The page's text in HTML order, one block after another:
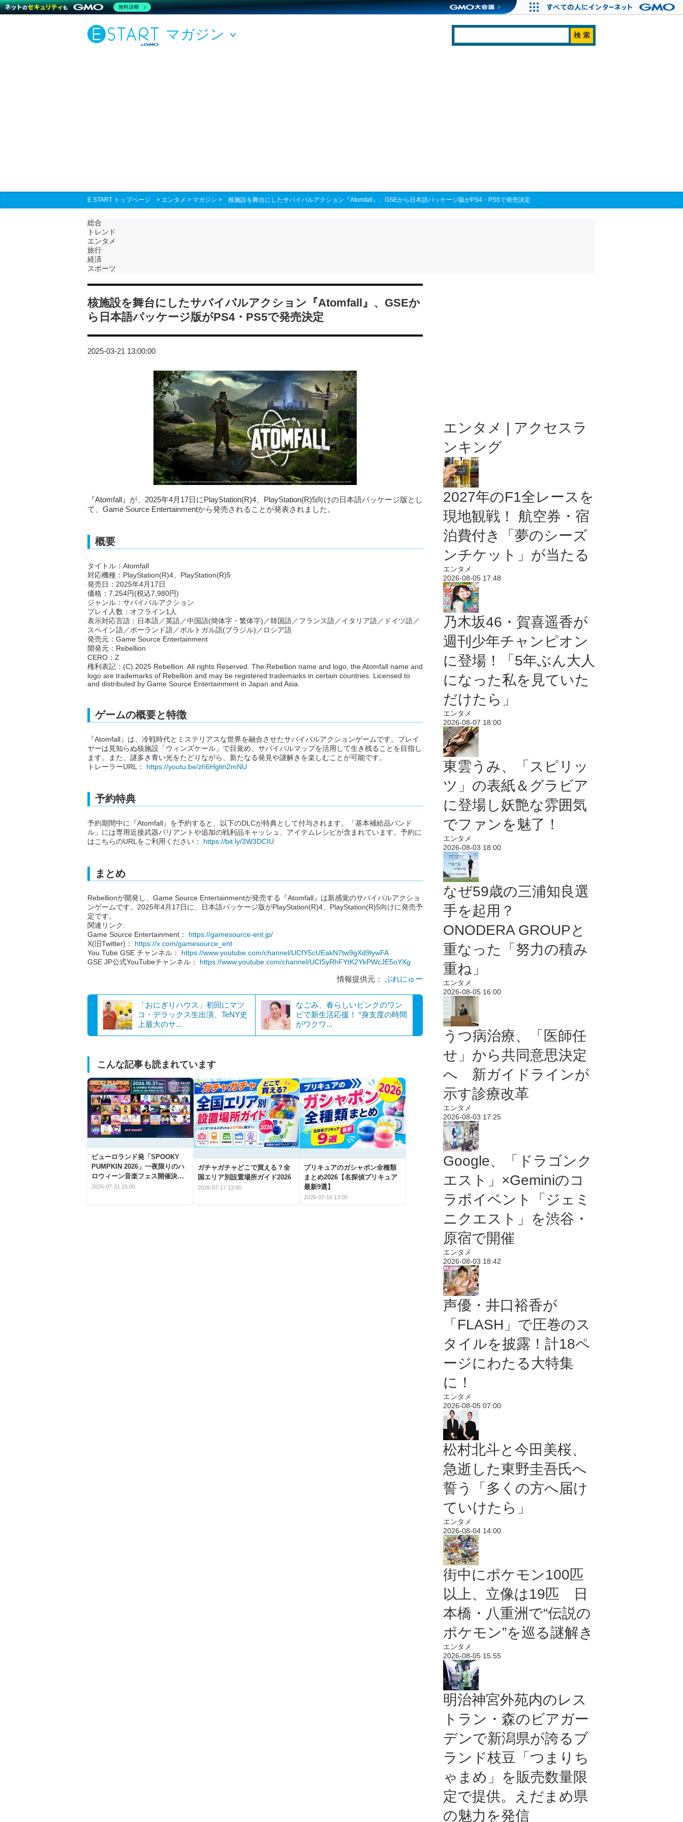
マガジン
E START トップページ > エンタメ > マガジン > 核施設を舞台にしたサバイバルアクション『Atomfall』、GSEから日本語パッケージ版がPS4・PS5で発売決定
総合
トレンド
エンタメ
旅行
経済
スポーツ
核施設を舞台にしたサバイバルアクション『Atomfall』、GSEか
ら日本語パッケージ版がPS4・PS5で発売決定
2025-03-21 13:00:00
『Atomfall』が、2025年4月17日にPlayStation(R)4、PlayStation(R)5向けの日本語パッケージ版とし
て、Game Source Entertainmentから発売されることが発表されました。
概要
タイトル：Atomfall
対応機種：PlayStation(R)4、PlayStation(R)5
発売日：2025年4月17日
価格：7,254円(税込7,980円)
ジャンル：サバイバルアクション
プレイ人数：オフライン1人
表示対応言語：日本語／英語／中国語(簡体字・繁体字)／韓国語／フランス語／イタリア語／ドイツ語／
スペイン語／ポーランド語／ポルトガル語(ブラジル)／ロシア語
発売元：Game Source Entertainment
開発元：Rebellion
CERO：Z
権利表記：(C) 2025 Rebellion. All rights Reserved. The Rebellion name and logo, the Atomfall name and
logo are trademarks of Rebellion and may be registered trademarks in certain countries. Licensed to
and distributed by Game Source Entertainment in Japan and Asia.
ゲームの概要と特徴
『Atomfall』は、冷戦時代とミステリアスな世界を融合させたサバイバルアクションゲームです。プレイ
ヤーは見知らぬ核施設「ウィンズケール」で目覚め、サバイバルマップを活用して生き残ることを目指し
ます。また、謎多き青い光をたどりながら、新たなる発見や謎解きを楽しむことが可能です。
トレーラーURL： https://youtu.be/zh6Hglm2mNU
予約特典
予約期間中に『Atomfall』を予約すると、以下のDLCが特典として付与されます。「基本補給品バンド
ル」には専用近接武器バリアントや追加の戦利品キャッシュ、アイテムレシピが含まれています。予約に
はこちらのURLをご利用ください： https://bit.ly/3W3DCIU
まとめ
Rebellionが開発し、Game Source Entertainmentが発売する『Atomfall』は新感覚のサバイバルアクショ
ンゲームです。2025年4月17日に、日本語パッケージ版がPlayStation(R)4、PlayStation(R)5向けに発売予
定です。
関連リンク:
Game Source Entertainment： https://gamesource-ent.jp/
X(旧Twitter)： https://x.com/gamesource_ent
You Tube GSE チャンネル： https://www.youtube.com/channel/UCfY5cUEakN7tw9gXd9lywFA
GSE JP公式YouTubeチャンネル： https://www.youtube.com/channel/UClSyRhFYtK2YkPWcJE5oYXg
情報提供元： ぷれにゅー
「おにぎりハウス」初回にマツ
コ・デラックス生出演、TeNY史
上最大のサ...
なごみ、春らしいピンクのワン
ピで新生活応援！ “身支度の時間
がワクワ...
こんな記事も読まれています
ピューロランド発「SPOOKY
PUMPKIN 2026」一夜限りのハ
ロウィーン音楽フェス開催決
定！
2026-07-31 15:00
ガチャガチャどこで買える？全
国エリア別設置場所ガイド2026
2026-07-17 13:00
プリキュアのガシャポン全種類
まとめ2026【名探偵プリキュア
最新9選】
2026-07-16 13:00
エンタメ | アクセスラ
ンキング
2027年のF1全レースを
現地観戦！ 航空券・宿
泊費付き「夢のシーズ
ンチケット」が当たる
エンタメ
2026-08-05 17:48
乃木坂46・賀喜遥香が
週刊少年チャンピオン
に登場！「5年ぶん大人
になった私を見ていた
だけたら」
エンタメ
2026-08-07 18:00
東雲うみ、「スピリッ
ツ」の表紙＆グラビア
に登場し妖艶な雰囲気
でファンを魅了！
エンタメ
2026-08-03 18:00
なぜ59歳の三浦知良選
手を起用？
ONODERA GROUPと
重なった「努力の積み
重ね」
エンタメ
2026-08-05 16:00
うつ病治療、「医師任
せ」から共同意思決定
へ 新ガイドラインが
示す診療改革
エンタメ
2026-08-03 17:25
Google、「ドラゴンク
エスト」×Geminiのコ
ラボイベント「ジェミ
ニクエスト」を渋谷・
原宿で開催
エンタメ
2026-08-03 18:42
声優・井口裕香が
「FLASH」で圧巻のス
タイルを披露！計18ペ
ージにわたる大特集
に！
エンタメ
2026-08-05 07:00
松村北斗と今田美桜、
急逝した東野圭吾氏へ
誓う「多くの方へ届け
ていけたら」
エンタメ
2026-08-04 14:00
街中にポケモン100匹
以上、立像は19匹 日
本橋・八重洲で“伝説の
ポケモン”を巡る謎解き
エンタメ
2026-08-05 15:55
明治神宮外苑内のレス
トラン・森のビアガー
デンで新潟県が誇るブ
ランド枝豆「つまりち
ゃまめ」を販売数量限
定で提供。えだまめ県
の魅力を発信
無料診断